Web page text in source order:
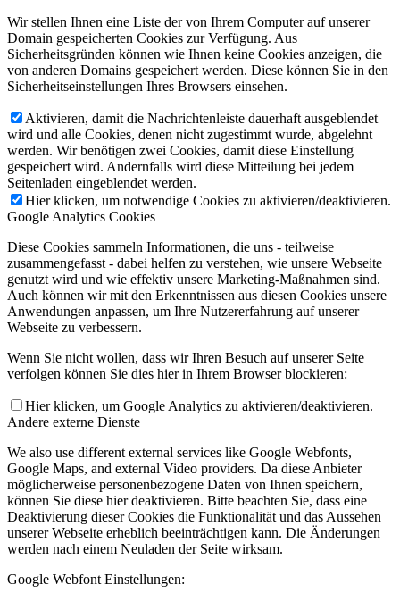
Wir stellen Ihnen eine Liste der von Ihrem Computer auf unserer
Domain gespeicherten Cookies zur Verfügung. Aus
Sicherheitsgründen können wie Ihnen keine Cookies anzeigen, die
von anderen Domains gespeichert werden. Diese können Sie in den
Sicherheitseinstellungen Ihres Browsers einsehen.
Aktivieren, damit die Nachrichtenleiste dauerhaft ausgeblendet
wird und alle Cookies, denen nicht zugestimmt wurde, abgelehnt
werden. Wir benötigen zwei Cookies, damit diese Einstellung
gespeichert wird. Andernfalls wird diese Mitteilung bei jedem
Seitenladen eingeblendet werden.
Hier klicken, um notwendige Cookies zu aktivieren/deaktivieren.
Google Analytics Cookies
Diese Cookies sammeln Informationen, die uns - teilweise
zusammengefasst - dabei helfen zu verstehen, wie unsere Webseite
genutzt wird und wie effektiv unsere Marketing-Maßnahmen sind.
Auch können wir mit den Erkenntnissen aus diesen Cookies unsere
Anwendungen anpassen, um Ihre Nutzererfahrung auf unserer
Webseite zu verbessern.
Wenn Sie nicht wollen, dass wir Ihren Besuch auf unserer Seite
verfolgen können Sie dies hier in Ihrem Browser blockieren:
Hier klicken, um Google Analytics zu aktivieren/deaktivieren.
Andere externe Dienste
We also use different external services like Google Webfonts,
Google Maps, and external Video providers. Da diese Anbieter
möglicherweise personenbezogene Daten von Ihnen speichern,
können Sie diese hier deaktivieren. Bitte beachten Sie, dass eine
Deaktivierung dieser Cookies die Funktionalität und das Aussehen
unserer Webseite erheblich beeinträchtigen kann. Die Änderungen
werden nach einem Neuladen der Seite wirksam.
Google Webfont Einstellungen: